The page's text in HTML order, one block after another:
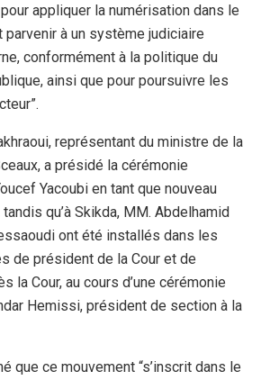
appliquer la numérisation dans le
à un système judiciaire
conformément à la politique du
ainsi que pour poursuivre les
représentant du ministre de la
a présidé la cérémonie
Yacoubi en tant que nouveau
qu’à Skikda, MM. Abdelhamid
ont été installés dans les
de président de la Cour et de
la Cour, au cours d’une cérémonie
Hemissi, président de section à la
que ce mouvement “s’inscrit dans le